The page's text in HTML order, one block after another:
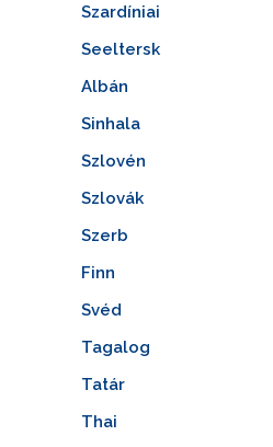
Szardíniai
Seeltersk
Albán
Sinhala
Szlovén
Szlovák
Szerb
Finn
Svéd
Tagalog
Tatár
Thai